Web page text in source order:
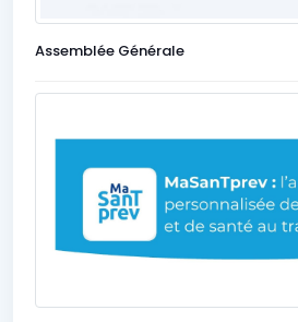
Assemblée Générale